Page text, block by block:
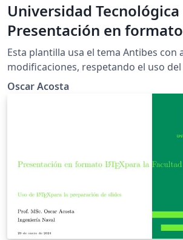
Universidad
Presentación en formato
la Facultad de Ingeniería
Esta plantilla usa el tema Antibes con
modificaciones, respetando el uso
paleta de colores de la Universidad
Bolívar (UTB) acuerdo con el manual
realizada en \LaTeX, y es de uso
estudiantes y docentes de la Facultad
Oscar Acosta